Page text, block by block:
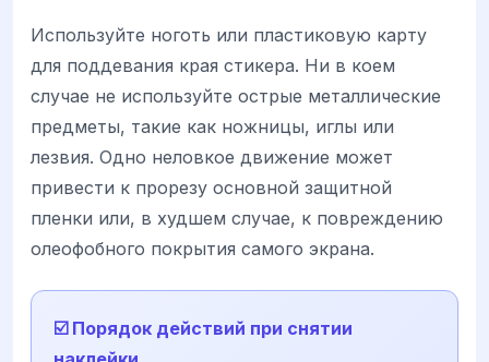
Используйте ноготь или пластиковую карту
для поддевания края стикера. Ни в коем
случае не используйте острые металлические
предметы, такие как ножницы, иглы или
лезвия. Одно неловкое движение может
привести к прорезу основной защитной
пленки или, в худшем случае, к повреждению
олеофобного покрытия самого экрана.
☑️ Порядок действий при снятии